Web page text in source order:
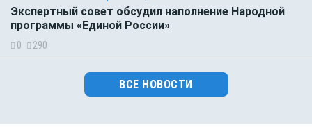
Экспертный совет обсудил наполнение Народной
программы «Единой России»
0 290
ВСЕ НОВОСТИ